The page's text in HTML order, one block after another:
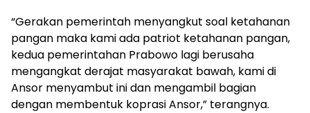
“Gerakan pemerintah menyangkut soal ketahanan
pangan maka kami ada patriot ketahanan pangan,
kedua pemerintahan Prabowo lagi berusaha
mengangkat derajat masyarakat bawah, kami di
Ansor menyambut ini dan mengambil bagian
dengan membentuk koprasi Ansor,” terangnya.